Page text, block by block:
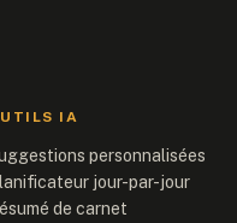
IA
personnalisées
jour-par-jour
de carnet